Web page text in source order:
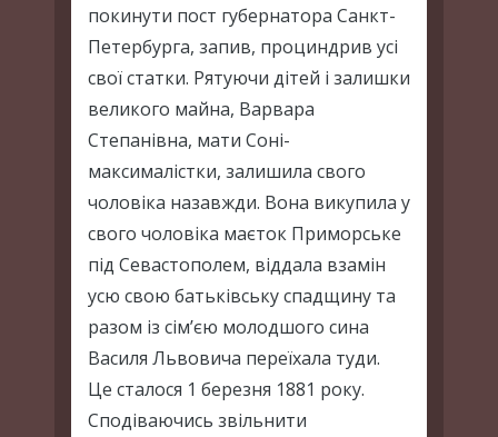
покинути пост губернатора Санкт-
Петербурга, запив, проциндрив усі
свої статки. Рятуючи дітей і залишки
великого майна, Варвара
Степанівна, мати Соні-
максималістки, залишила свого
чоловіка назавжди. Вона викупила у
свого чоловіка маєток Приморське
під Севастополем, віддала взамін
усю свою батьківську спадщину та
разом із сім’єю молодшого сина
Василя Львовича переїхала туди.
Це сталося 1 березня 1881 року.
Сподіваючись звільнити